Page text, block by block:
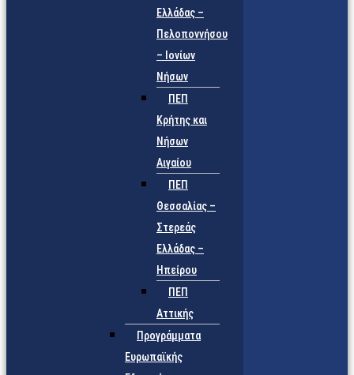
Ελλάδας –
Πελοποννήσου
– Ιονίων
Νήσων
ΠΕΠ
Κρήτης και
Νήσων
Αιγαίου
ΠΕΠ
Θεσσαλίας –
Στερεάς
Ελλάδας –
Ηπείρου
ΠΕΠ
Αττικής
Προγράμματα
Ευρωπαϊκής